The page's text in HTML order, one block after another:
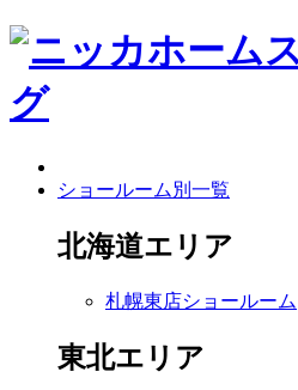
ショールーム別一覧
北海道エリア
札幌東店ショールーム
東北エリア